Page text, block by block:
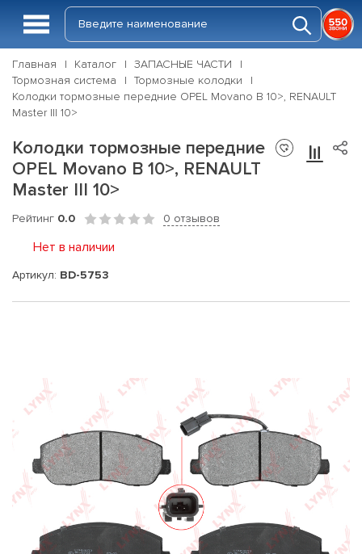
Главная Каталог
ЗАПАСНЫЕ ЧАСТИ
Тормозная система
Тормозные колодки
Колодки тормозные передние OPEL Movano B 10>, RENAULT
Master III 10>
Колодки тормозные передние
OPEL Movano B 10>, RENAULT
Master III 10>
Рейтинг 0.0 0 отзывов
Нет в наличии
Артикул: BD-5753